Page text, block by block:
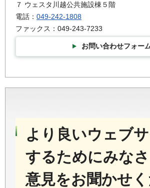
７ ウェスタ川越公共施設棟５階
電話： 049-242-1808
ファックス：049-243-7233
お問い合わせフォー
より良いウェブ
するためにみな
意見をお聞かせ